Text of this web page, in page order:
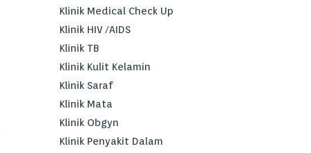
Klinik Medical Check Up
Klinik HIV /AIDS
Klinik TB
Klinik Kulit Kelamin
Klinik Saraf
Klinik Mata
Klinik Obgyn
Klinik Penyakit Dalam